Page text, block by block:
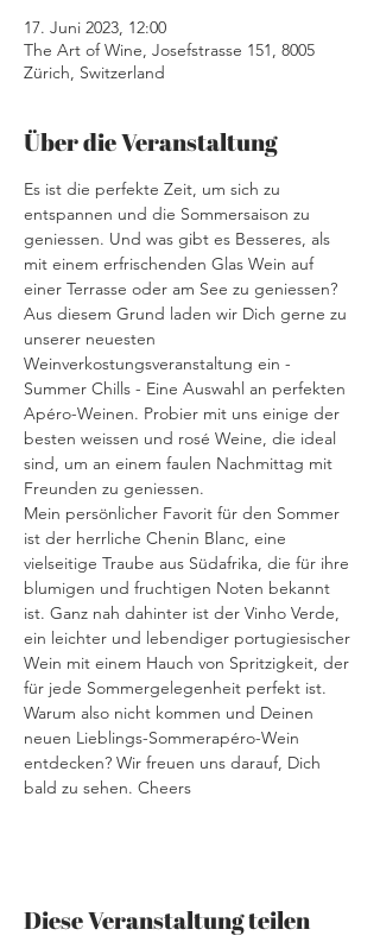
17. Juni 2023, 12:00
The Art of Wine, Josefstrasse 151, 8005
Zürich, Switzerland
Über die Veranstaltung
Es ist die perfekte Zeit, um sich zu
entspannen und die Sommersaison zu
geniessen. Und was gibt es Besseres, als
mit einem erfrischenden Glas Wein auf
einer Terrasse oder am See zu geniessen?
Aus diesem Grund laden wir Dich gerne zu
unserer neuesten
Weinverkostungsveranstaltung ein -
Summer Chills - Eine Auswahl an perfekten
Apéro-Weinen. Probier mit uns einige der
besten weissen und rosé Weine, die ideal
sind, um an einem faulen Nachmittag mit
Freunden zu geniessen.
Mein persönlicher Favorit für den Sommer
ist der herrliche Chenin Blanc, eine
vielseitige Traube aus Südafrika, die für ihre
blumigen und fruchtigen Noten bekannt
ist. Ganz nah dahinter ist der Vinho Verde,
ein leichter und lebendiger portugiesischer
Wein mit einem Hauch von Spritzigkeit, der
für jede Sommergelegenheit perfekt ist.
Warum also nicht kommen und Deinen
neuen Lieblings-Sommerapéro-Wein
entdecken? Wir freuen uns darauf, Dich
bald zu sehen. Cheers
Diese Veranstaltung teilen